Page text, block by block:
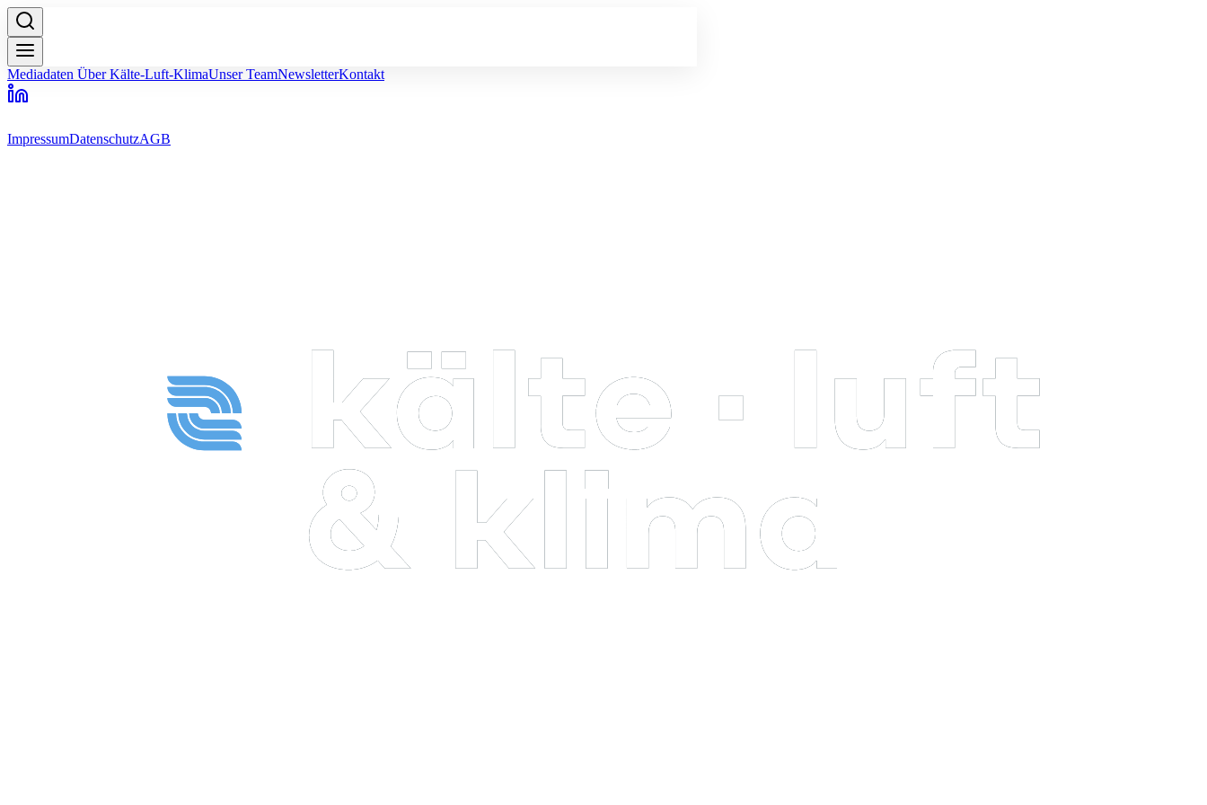
Mediadaten Über Kälte-Luft-KlimaUnser TeamNewsletterKontakt
ImpressumDatenschutzAGB